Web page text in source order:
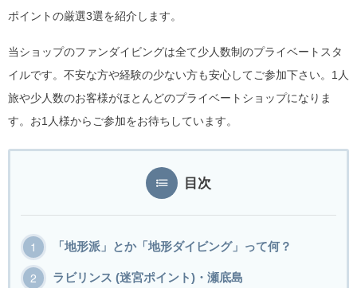
ポイントの厳選3選を紹介します。
当ショップのファンダイビングは全て少人数制のプライベートスタ
イルです。不安な方や経験の少ない方も安心してご参加下さい。1人
旅や少人数のお客様がほとんどのプライベートショップになりま
す。お1人様からご参加をお待ちしています。
目次
「地形派」とか「地形ダイビング」って何？
ラビリンス (迷宮ポイント)・瀬底島